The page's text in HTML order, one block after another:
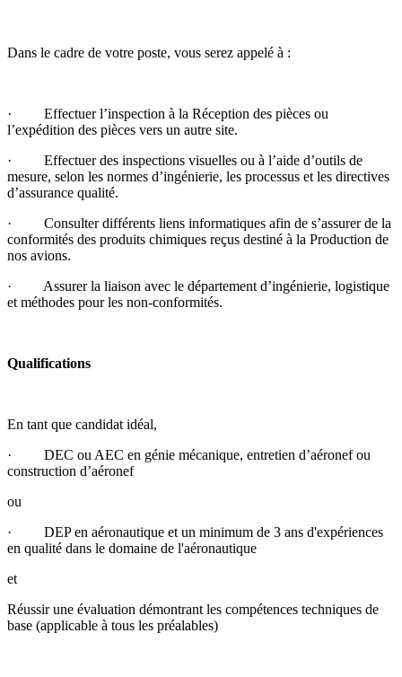
Dans le cadre de votre poste, vous serez appelé à :
· Effectuer l’inspection à la Réception des pièces ou
l’expédition des pièces vers un autre site.
· Effectuer des inspections visuelles ou à l’aide d’outils de
mesure, selon les normes d’ingénierie, les processus et les directives
d’assurance qualité.
· Consulter différents liens informatiques afin de s’assurer de la
conformités des produits chimiques reçus destiné à la Production de
nos avions.
· Assurer la liaison avec le département d’ingénierie, logistique
et méthodes pour les non-conformités.
Qualifications
En tant que candidat idéal,
· DEC ou AEC en génie mécanique, entretien d’aéronef ou
construction d’aéronef
ou
· DEP en aéronautique et un minimum de 3 ans d'expériences
en qualité dans le domaine de l'aéronautique
et
Réussir une évaluation démontrant les compétences techniques de
base (applicable à tous les préalables)